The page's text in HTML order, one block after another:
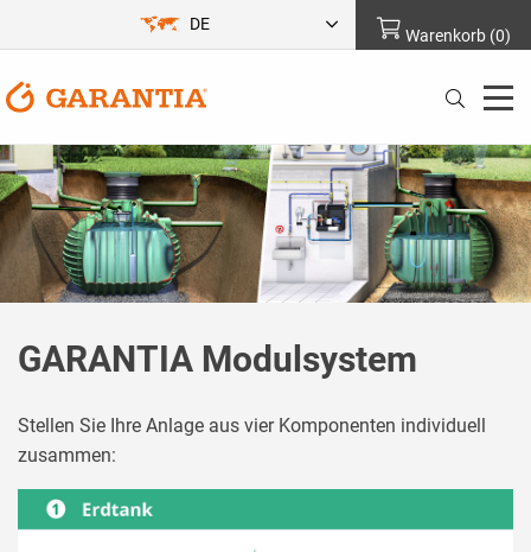
Warenkorb (0)
DE
GARANTIA Modulsystem
Stellen Sie Ihre Anlage aus vier Komponenten individuell
zusammen: